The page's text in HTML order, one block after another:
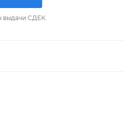
выдачи СДЕК.